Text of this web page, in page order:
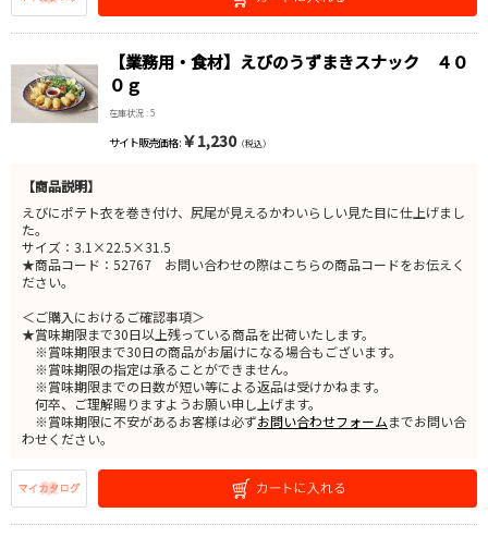
【業務用・食材】えびのうずまきスナック ４０
０ｇ
在庫状況 : 5
サイト販売価格 : ￥1,230（税込）
【商品説明】
えびにポテト衣を巻き付け、尻尾が見えるかわいらしい見た目に仕上げまし
た。
サイズ：3.1×22.5×31.5
★商品コード：52767 お問い合わせの際はこちらの商品コードをお伝えく
ださい。
＜ご購入におけるご確認事項＞
★賞味期限まで30日以上残っている商品を出荷いたします。
※賞味期限まで30日の商品がお届けになる場合もございます。
※賞味期限の指定は承ることができません。
※賞味期限までの日数が短い等による返品は受けかねます。
何卒、ご理解賜りますようお願い申し上げます。
※賞味期限に不安があるお客様は必ずお問い合わせフォームまでお問い合
わせください。